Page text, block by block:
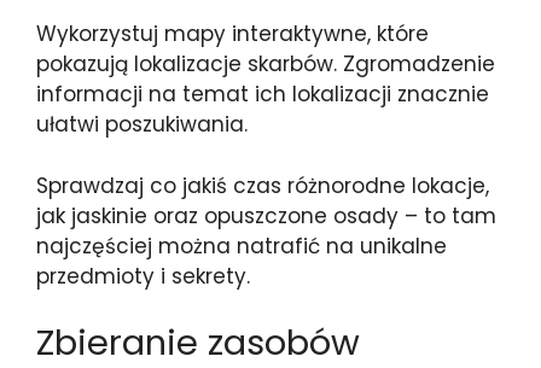
Wykorzystuj mapy interaktywne, które
pokazują lokalizacje skarbów. Zgromadzenie
informacji na temat ich lokalizacji znacznie
ułatwi poszukiwania.
Sprawdzaj co jakiś czas różnorodne lokacje,
jak jaskinie oraz opuszczone osady – to tam
najczęściej można natrafić na unikalne
przedmioty i sekrety.
Zbieranie zasobów